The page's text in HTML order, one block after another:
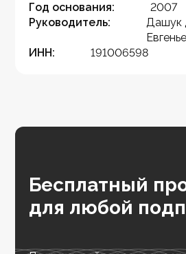
Год основания:
2007
Руководитель:
Дашук
ИНН:
191006598
Бесплатный
для любой